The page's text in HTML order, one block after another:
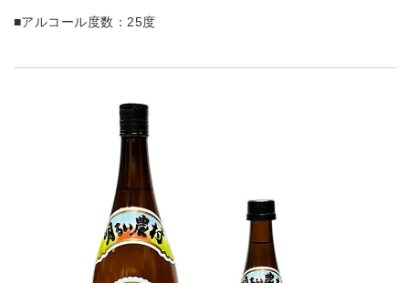
■アルコール度数：25度